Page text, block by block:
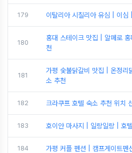
179 이탈리아 시칠리아 유심 | 이심
180
홍대 스테이크 맛집 | 알페로
천
181
가평 숯불닭갈비 맛집 | 온정리
소 추천
182 크라쿠프 호텔 숙소 추천 위
183 호이안 마사지 | 일랑일랑 | 호
184 가평 커플 펜션 | 캠프게이트펜